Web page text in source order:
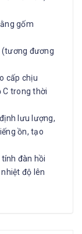
gốm
(tương đương
cấp chịu
C trong thời
lưu lượng,
ồn, tạo
đàn hồi
độ lên